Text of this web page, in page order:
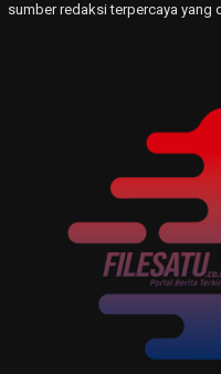
sumber redaksi terpercaya yang